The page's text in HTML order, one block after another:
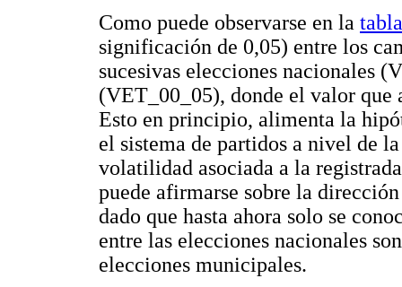
Como puede observarse en la
significación de 0,05) entre los
sucesivas elecciones nacionales
(VET_00_05), donde el valor que
Esto en principio, alimenta la
el sistema de partidos a nivel de
volatilidad asociada a la
puede afirmarse sobre la
dado que hasta ahora solo se
entre las elecciones nacionales
elecciones municipales.